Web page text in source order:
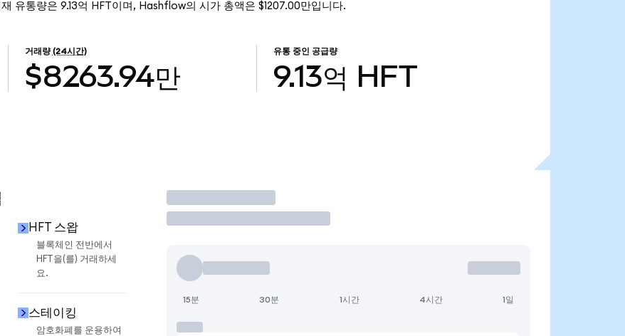
유통량은 9.13억 HFT이며, Hashflow의 시가 총액은 $1207.00만입니다.
거래량 (24시간)
$8263.94만
유통 중인 공급량
9.13억 HFT
HFT 스왑
블록체인 전반에서
HFT을(를) 거래하세
요.
스테이킹
암호화폐를 운용하여
거래
15분 30분 1시간 4시간 1일